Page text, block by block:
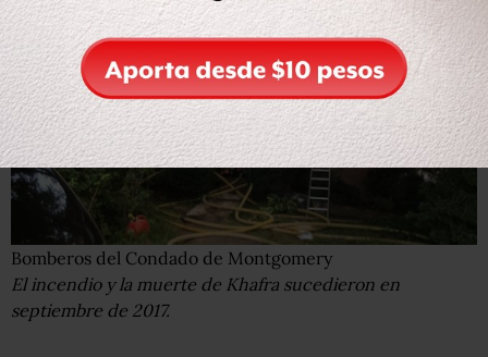
Bomberos del Condado de Montgomery
El incendio y la muerte de Khafra sucedieron en
septiembre de 2017.